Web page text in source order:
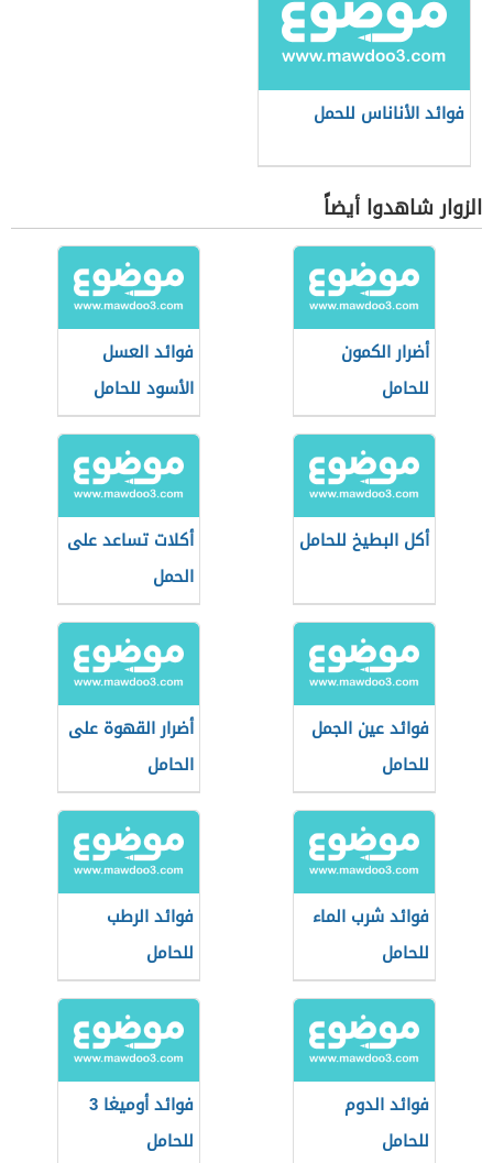
فوائد الأناناس للحمل
الزوار شاهدوا أيضاً
أضرار الكمون
للحامل
فوائد العسل
الأسود للحامل
أكل البطيخ للحامل
أكلات تساعد على
الحمل
فوائد عين الجمل
للحامل
أضرار القهوة على
الحامل
فوائد شرب الماء
للحامل
فوائد الرطب
للحامل
فوائد الدوم
للحامل
فوائد أوميغا 3
للحامل